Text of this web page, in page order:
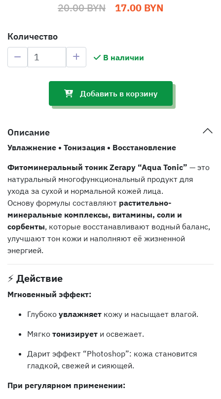
20.00 BYN 17.00 BYN
Количество
В наличии
Добавить в корзину
Описание
Увлажнение • Тонизация • Восстановление
Фитоминеральный тоник Zerapy “Aqua Tonic” — это
натуральный многофункциональный продукт для
ухода за сухой и нормальной кожей лица.
Основу формулы составляют растительно-
минеральные комплексы, витамины, соли и
сорбенты, которые восстанавливают водный баланс,
улучшают тон кожи и наполняют её жизненной
энергией.
⚡️ Действие
Мгновенный эффект:
Глубоко увлажняет кожу и насыщает влагой.
Мягко тонизирует и освежает.
Дарит эффект “Photoshop”: кожа становится
гладкой, свежей и сияющей.
При регулярном применении: